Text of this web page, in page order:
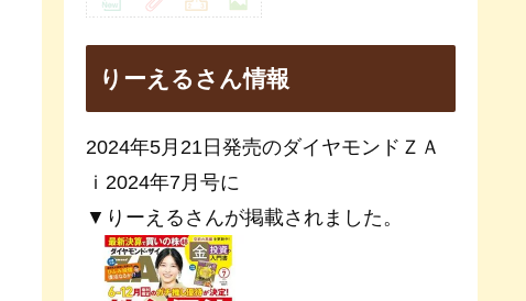
りーえるさん情報
2024年5月21日発売のダイヤモンドＺＡ
ｉ2024年7月号に
▼りーえるさんが掲載されました。